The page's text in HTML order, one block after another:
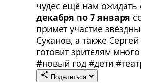
чудес ещё нам ожидать
декабря по 7 января
примет участие
Суханов, а также
готовит зрителям
#новый год #дети #
Поделиться